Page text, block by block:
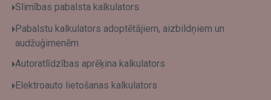
Slimības pabalsta kalkulators
Pabalstu kalkulators adoptētājiem, aizbildņiem un
audžuģimenēm
Autoratlīdzības aprēķina kalkulators
Elektroauto lietošanas kalkulators